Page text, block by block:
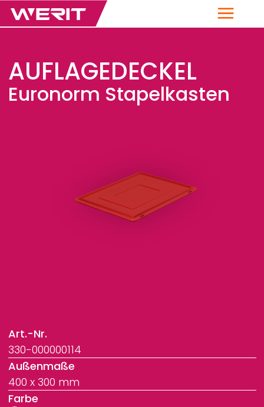
Menü
AUFLAGEDECKEL
Euronorm Stapelkasten
Art.-Nr.
330-000000114
Außenmaße
400 x 300 mm
Farbe